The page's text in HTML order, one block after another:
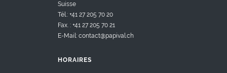
Suisse
Tél.: +41 27 205 70 20
Fax. : +41 27 205 70 21
E-Mail: contact@papival.ch
HORAIRES